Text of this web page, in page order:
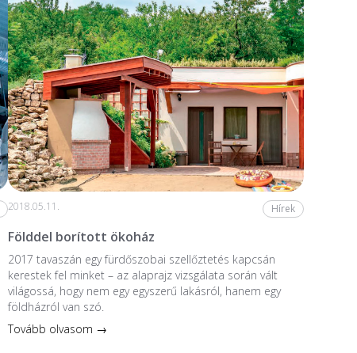
2018.05.11. Hírek
Földdel borított ökoház
2017 tavaszán egy fürdőszobai szellőztetés kapcsán
kerestek fel minket – az alaprajz vizsgálata során vált
világossá, hogy nem egy egyszerű lakásról, hanem egy
földházról van szó.
Tovább olvasom →